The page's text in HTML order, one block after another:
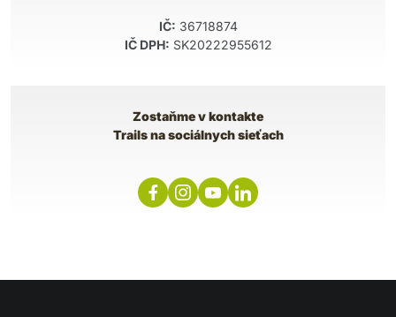
IČ: 36718874
IČ DPH: SK20222955612
Zostaňme v kontakte
Trails na sociálnych sieťach